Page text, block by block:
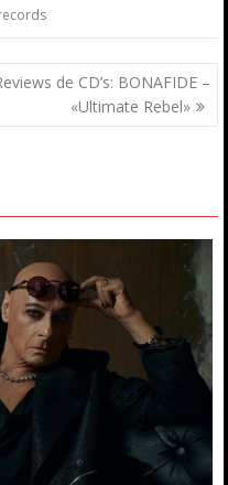
de CD’s: BONAFIDE –
«Ultimate Rebel»